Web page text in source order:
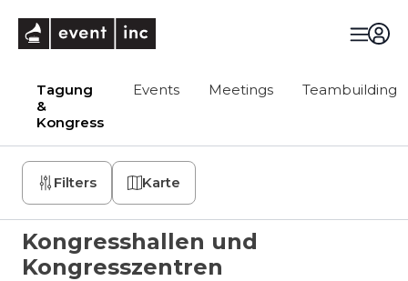
Tagung
&
Kongress
Events Meetings Teambuilding
Filters Karte
Kongresshallen und
Kongresszentren